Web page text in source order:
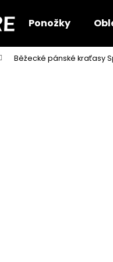
Ponožky
Běžecké pánské kraťasy